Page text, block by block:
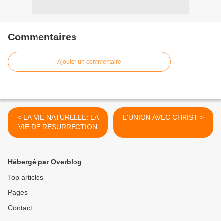
Commentaires
Ajouter un commentaire
< LA VIE NATURELLE: LA
VIE DE RESURRECTION
L'UNION AVEC CHRIST >
Hébergé par Overblog
Top articles
Pages
Contact